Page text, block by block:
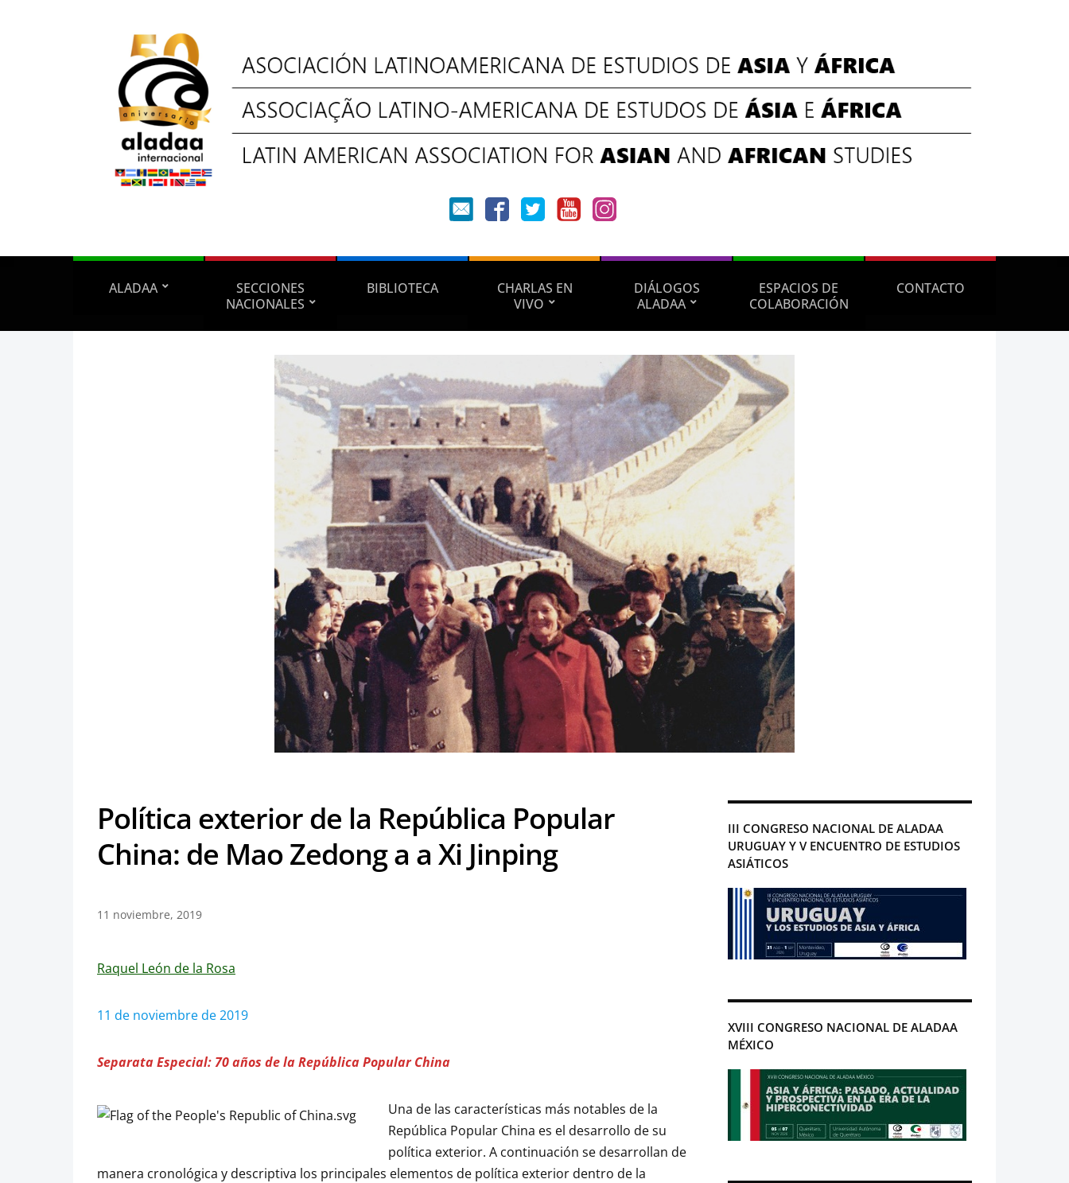
ALADAA
SECCIONES
NACIONALES
BIBLIOTECA
CHARLAS EN
VIVO
DIÁLOGOS
ALADAA
ESPACIOS DE
COLABORACIÓN
CONTACTO
Política exterior de la República Popular
China: de Mao Zedong a a Xi Jinping
11 noviembre, 2019
Raquel León de la Rosa
11 de noviembre de 2019
Separata Especial: 70 años de la República Popular China
Una de las características más notables de la
República Popular China es el desarrollo de su
política exterior. A continuación se desarrollan de
manera cronológica y descriptiva los principales elementos de política exterior dentro de la
III CONGRESO NACIONAL DE ALADAA
URUGUAY Y V ENCUENTRO DE ESTUDIOS
ASIÁTICOS
XVIII CONGRESO NACIONAL DE ALADAA
MÉXICO